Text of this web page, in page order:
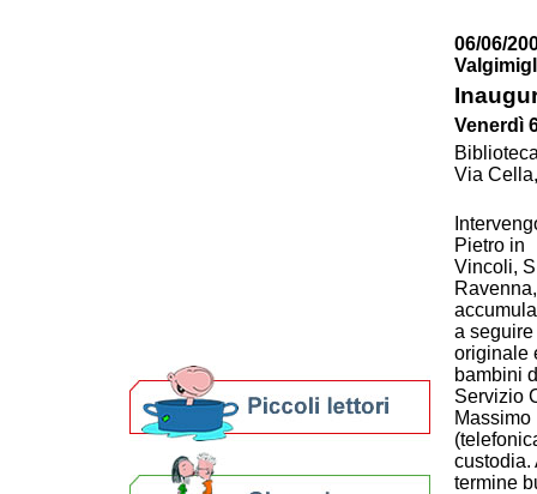
06/06/
Venerdì
Via
Pietro in
Vincoli,
a
originale
bambini
Servizio
custodia.
termine